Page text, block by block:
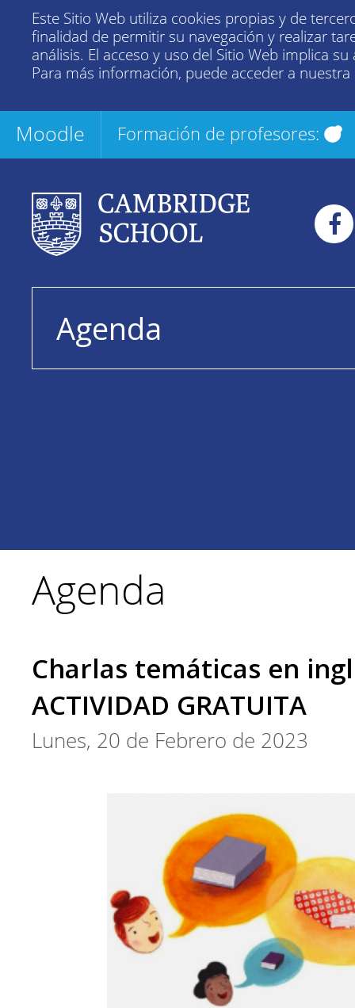
Este Sitio Web utiliza cookies propias y de
finalidad de permitir su navegación y realizar
análisis. El acceso y uso del Sitio Web implica su
Para más información, puede acceder a nuestra
Moodle Formación de profesores:
Agenda
Agenda
Charlas temáticas en
ACTIVIDAD GRATUITA
Lunes, 20 de Febrero de 2023